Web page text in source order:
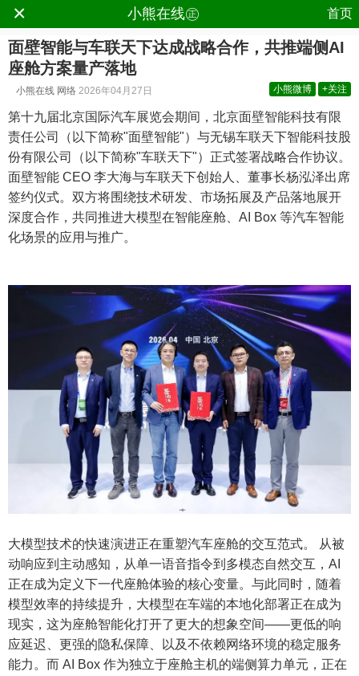
× 小熊在线㊣ 首页
面壁智能与车联天下达成战略合作，共推端侧AI
座舱方案量产落地
小熊在线 网络 2026年04月27日 小熊微博 +关注
第十九届北京国际汽车展览会期间，北京面壁智能科技有限
责任公司（以下简称"面壁智能"）与无锡车联天下智能科技股
份有限公司（以下简称"车联天下"）正式签署战略合作协议。
面壁智能 CEO 李大海与车联天下创始人、董事长杨泓泽出席
签约仪式。双方将围绕技术研发、市场拓展及产品落地展开
深度合作，共同推进大模型在智能座舱、AI Box 等汽车智能
化场景的应用与推广。
大模型技术的快速演进正在重塑汽车座舱的交互范式。 从被
动响应到主动感知，从单一语音指令到多模态自然交互，AI
正在成为定义下一代座舱体验的核心变量。与此同时，随着
模型效率的持续提升，大模型在车端的本地化部署正在成为
现实，这为座舱智能化打开了更大的想象空间——更低的响
应延迟、更强的隐私保障、以及不依赖网络环境的稳定服务
能力。而 AI Box 作为独立于座舱主机的端侧算力单元，正在